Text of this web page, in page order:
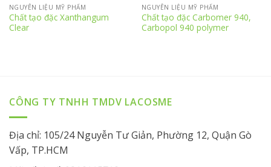
NGUYÊN LIỆU MỸ PHẨM
Chất tạo đặc Xanthangum
Clear
NGUYÊN LIỆU MỸ PHẨM
Chất tạo đặc Carbomer 940,
Carbopol 940 polymer
CÔNG TY TNHH TMDV LACOSME
Địa chỉ: 105/24 Nguyễn Tư Giản, Phường 12, Quận Gò
Vấp, TP.HCM